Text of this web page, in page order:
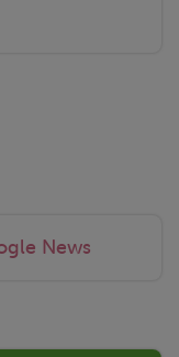
News